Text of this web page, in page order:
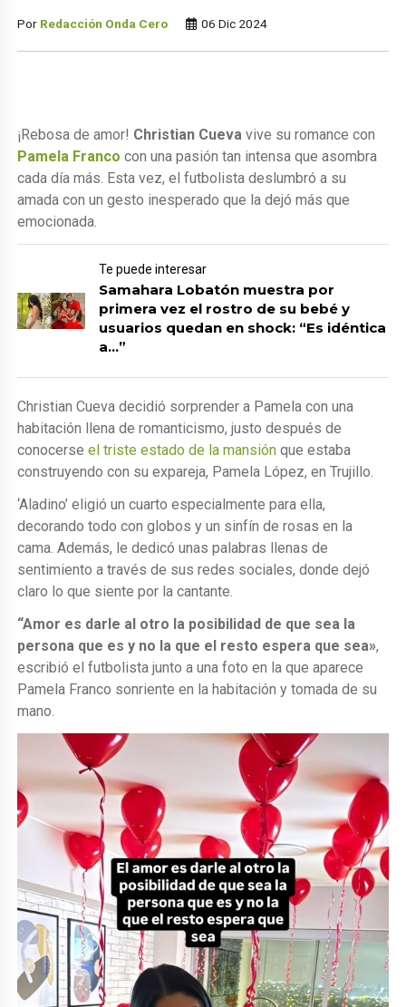
Por Redacción Onda Cero 06 Dic 2024
¡Rebosa de amor! Christian Cueva vive su romance con
Pamela Franco con una pasión tan intensa que asombra
cada día más. Esta vez, el futbolista deslumbró a su
amada con un gesto inesperado que la dejó más que
emocionada.
Te puede interesar
Samahara Lobatón muestra por
primera vez el rostro de su bebé y
usuarios quedan en shock: “Es idéntica
a…”
Christian Cueva decidió sorprender a Pamela con una
habitación llena de romanticismo, justo después de
conocerseel triste estado de la mansión que estaba
construyendo con su expareja, Pamela López, en Trujillo.
‘Aladino’ eligió un cuarto especialmente para ella,
decorando todo con globos y un sinfín de rosas en la
cama. Además, le dedicó unas palabras llenas de
sentimiento a través de sus redes sociales, donde dejó
claro lo que siente por la cantante.
“Amor es darle al otro la posibilidad de que sea la
persona que es y no la que el resto espera que sea»,
escribió el futbolista junto a una foto en la que aparece
Pamela Franco sonriente en la habitación y tomada de su
mano.